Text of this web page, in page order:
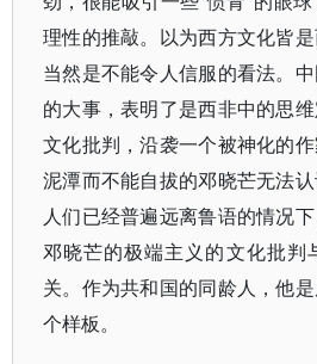
理性的推敲。以为西方文化皆
当然是不能令人信服的看法。
的大事，表明了是西非中的思
文化批判，沿袭一个被神化的
泥潭而不能自拔的邓晓芒无法
人们已经普遍远离鲁语的情况下
邓晓芒的极端主义的文化批判
关。作为共和国的同龄人，他
个样板。